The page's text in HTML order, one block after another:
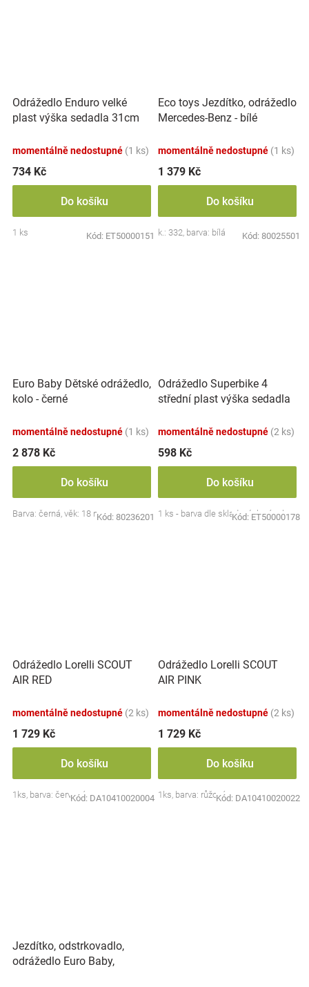
Odrážedlo Enduro velké
plast výška sedadla 31cm
měsíců - žlutá
momentálně nedostupné (1 ks)
734 Kč
Do košíku
1 ks Kód: ET50000151
Eco toys Jezdítko, odrážedlo
Mercedes-Benz - bílé
momentálně nedostupné (1 ks)
1 379 Kč
Do košíku
k.: 332, barva: bílá Kód: 80025501
Euro Baby Dětské odrážedlo,
kolo - černé
momentálně nedostupné (1 ks)
2 878 Kč
Do košíku
Barva: černá, věk: 18 m+Kód: 80236201
Odrážedlo Superbike 4
střední plast výška sedadla
od 24měsí
momentálně nedostupné (2 ks)
598 Kč
Do košíku
1 ks - barva dle skladových zásob
Kód: ET50000178
Odrážedlo Lorelli SCOUT
AIR RED
momentálně nedostupné (2 ks)
1 729 Kč
Do košíku
1ks, barva: červená
Kód: DA10410020004
Odrážedlo Lorelli SCOUT
AIR PINK
momentálně nedostupné (2 ks)
1 729 Kč
Do košíku
1ks, barva: růžováKód: DA10410020022
Jezdítko, odstrkovadlo,
odrážedlo Euro Baby,